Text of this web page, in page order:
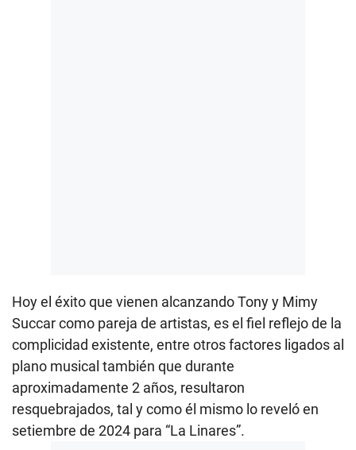
Hoy el éxito que vienen alcanzando Tony y Mimy
Succar como pareja de artistas, es el fiel reflejo de la
complicidad existente, entre otros factores ligados al
plano musical también que durante
aproximadamente 2 años, resultaron
resquebrajados, tal y como él mismo lo reveló en
setiembre de 2024 para “La Linares”.